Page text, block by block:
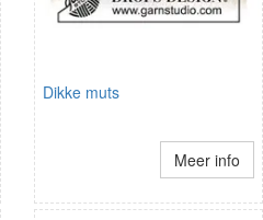
Dikke muts
Meer info